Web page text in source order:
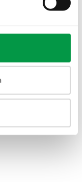
(links